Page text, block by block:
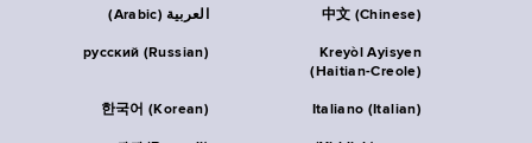
العربية (Arabic) 中文 (Chinese)
русский (Russian)
Kreyòl Ayisyen
(Haitian-Creole)
한국어 (Korean) Italiano (Italian)